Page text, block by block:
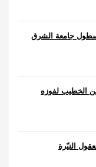
جامعة الشرق
الخطيب لفوزه
النيّرة